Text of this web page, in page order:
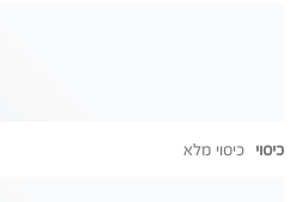
כיסוי כיסוי מלא